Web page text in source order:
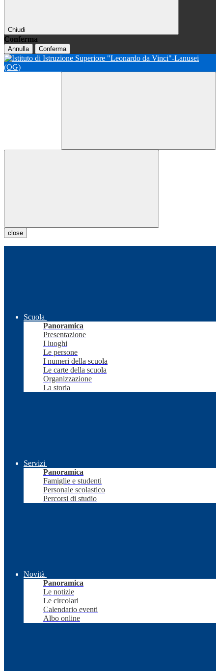
Chiudi
Conferma
Annulla Conferma
close
Scuola
Panoramica
Presentazione
I luoghi
Le persone
I numeri della scuola
Le carte della scuola
Organizzazione
La storia
Servizi
Panoramica
Famiglie e studenti
Personale scolastico
Percorsi di studio
Novità
Panoramica
Le notizie
Le circolari
Calendario eventi
Albo online